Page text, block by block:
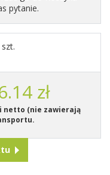
pytanie.
zł
netto (nie zawierają